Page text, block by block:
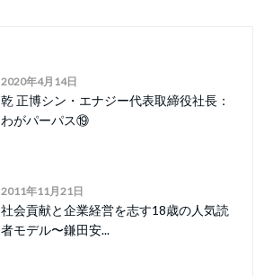
2020年4月14日
乾 正博シン・エナジー代表取締役社長：
わがパーパス⑲
2011年11月21日
社会貢献と企業経営を志す18歳の人気読
者モデル〜鎌田安...